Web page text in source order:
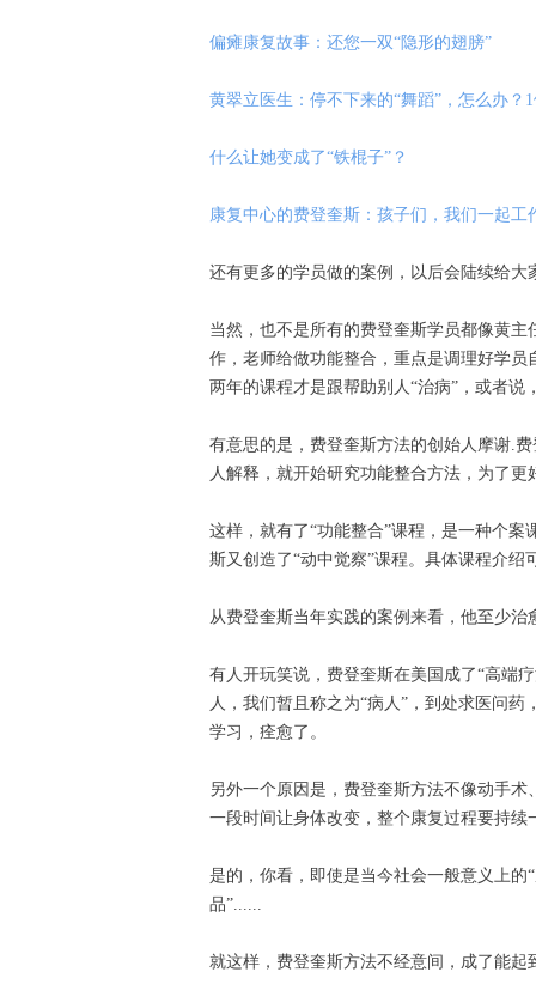
偏瘫康复故事：还您一双“隐形的翅膀”
黄翠立医生：停不下来的“舞蹈”，怎么办？
什么让她变成了“铁棍子”？
康复中心的费登奎斯：孩子们，我们一起工
还有更多的学员做的案例，以后会陆续给大
当然，也不是所有的费登奎斯学员都像黄
作，老师给做功能整合，重点是调理好学
两年的课程才是跟帮助别人“治病”，或者
有意思的是，费登奎斯方法的创始人摩谢.
人解释，就开始研究功能整合方法，为了
这样，就有了“功能整合”课程，是一种个
斯又创造了“动中觉察”课程。具体课程介
从费登奎斯当年实践的案例来看，他至少
有人开玩笑说，费登奎斯在美国成了“高端
人，我们暂且称之为“病人”，到处求医问
学习，痊愈了。
另外一个原因是，费登奎斯方法不像动手
一段时间让身体改变，整个康复过程要持续
是的，你看，即使是当今社会一般意义上的
品”......
就这样，费登奎斯方法不经意间，成了能起